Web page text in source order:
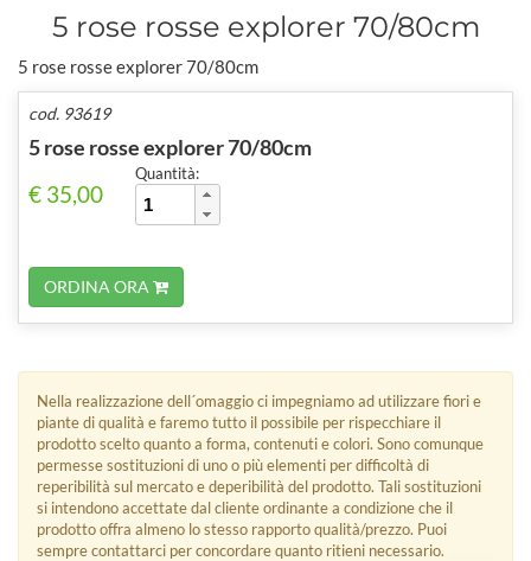
5 rose rosse explorer 70/80cm
5 rose rosse explorer 70/80cm
cod. 93619
5 rose rosse explorer 70/80cm
€ 35,00
Quantità:
ORDINA ORA
Nella realizzazione dell´omaggio ci impegniamo ad utilizzare fiori e
piante di qualità e faremo tutto il possibile per rispecchiare il
prodotto scelto quanto a forma, contenuti e colori. Sono comunque
permesse sostituzioni di uno o più elementi per difficoltà di
reperibilità sul mercato e deperibilità del prodotto. Tali sostituzioni
si intendono accettate dal cliente ordinante a condizione che il
prodotto offra almeno lo stesso rapporto qualità/prezzo. Puoi
sempre contattarci per concordare quanto ritieni necessario.